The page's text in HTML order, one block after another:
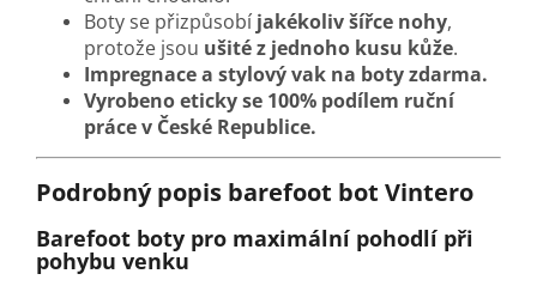
Boty se přizpůsobí jakékoliv šířce nohy,
protože jsou ušité z jednoho kusu kůže.
Impregnace a stylový vak na boty zdarma.
Vyrobeno eticky se 100% podílem ruční
práce v České Republice.
Podrobný popis barefoot bot Vintero
Barefoot boty pro maximální pohodlí při
pohybu venku